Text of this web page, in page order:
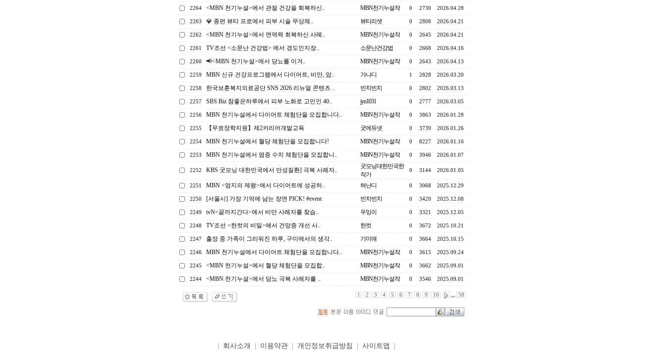
2264 <MBN 천기누설>에서 관절 건강을 회복하신.. MBN천기누설작 0 2730 2026.04.28
2263 💎 종편 뷰티 프로에서 피부 시술 무상체.. 뷰티리셋 0 2808 2026.04.21
2262 <MBN 천기누설>에서 면역력 회복하신 사례.. MBN천기누설작 0 2645 2026.04.21
2261 TV조선 <소문난 건강법> 에서 경도인지장.. 소문난건강법 0 2668 2026.04.16
2260 📢<MBN 천기누설>에서 당뇨를 이겨.. MBN천기누설작 0 2643 2026.04.13
2259 MBN 신규 건강프로그램에서 다이어트, 비만, 암.. 가나디 1 2828 2026.03.20
2258 한국보훈복지의료공단 SNS 2026 리뉴얼 콘텐츠 .. 빈치빈치 0 2802 2026.03.13
2257 SBS Biz 참좋은하루에서 피부 노화로 고민인 40.. jyn1031 0 2777 2026.03.05
2256 MBN 천기누설에서 다이어트 체험단을 모집합니다.. MBN천기누설작 0 3863 2026.01.28
2255 【무료장학지원】제2커리어개발교육 굿에듀넷 0 3739 2026.01.26
2254 MBN 천기누설에서 혈당 체험단을 모집합니다! MBN천기누설작 0 8227 2026.01.16
2253 MBN 천기누설에서 염증 수치 체험단을 모집합니.. MBN천기누설작 0 3946 2026.01.07
2252 KBS 굿모닝 대한민국에서 만성질환] 극복 사례자..
굿모닝대한민국한
작가
0 3144 2026.01.05
2251 MBN <엄지의 제왕>에서 다이어트에 성공하.. 혀난디 0 3068 2025.12.29
2250 [서울시] 가장 기억에 남는 장면 PICK! #event 빈치빈치 0 3420 2025.12.08
2249 tvN<끝까지간다>에서 비만 사례자를 찾습.. 우잉이 0 3321 2025.12.05
2248 TV조선 <한컷의 비밀>에서 건망증 개선 사.. 한컷 0 3672 2025.10.21
2247 출장 중 가족이 그리워진 하루, 구미에서의 생각.. 기미애 0 3664 2025.10.15
2246 MBN 천기누설에서 다이어트 체험단을 모집합니다.. MBN천기누설작 0 3615 2025.09.24
2245 <MBN 천기누설>에서 혈당 체험단을 모집합.. MBN천기누설작 0 3662 2025.09.01
2244 <MBN 천기누설>에서 당뇨 극복 사례자를 .. MBN천기누설작 0 3546 2025.09.01
1 2 3 4 5 6 7 8 9 10 ,,, 58
회사소개 이용약관| 개인정보취급방침 사이트맵